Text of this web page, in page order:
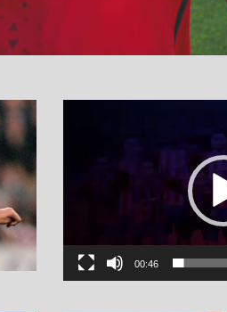
00:46